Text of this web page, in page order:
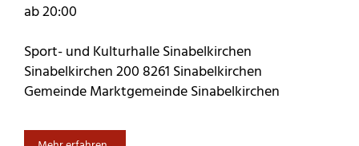
ab 20:00
Sport- und Kulturhalle Sinabelkirchen
Sinabelkirchen 200 8261 Sinabelkirchen
Gemeinde Marktgemeinde Sinabelkirchen